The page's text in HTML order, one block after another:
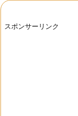
スポンサーリンク